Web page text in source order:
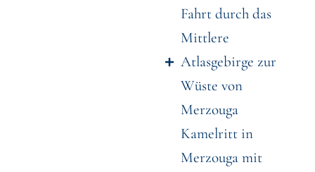
Fahrt durch das
Mittlere
Atlasgebirge zur
Wüste von
Merzouga
Kamelritt in
Merzouga mit